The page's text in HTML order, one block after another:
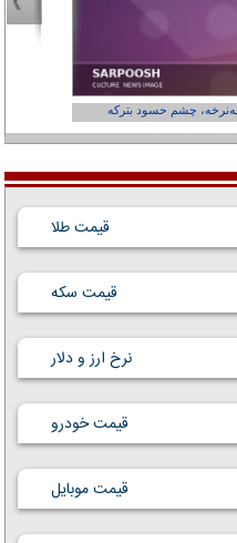
سه‌نرخه، چشم حسود بترکه
قیمت طلا
قیمت سکه
نرخ ارز و دلار
قیمت خودرو
قیمت موبایل